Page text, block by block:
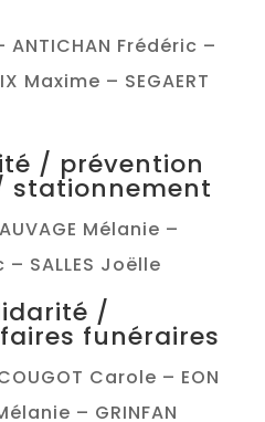
ANTICHAN Frédéric –
Maxime – SEGAERT
/ prévention
Mélanie –
– SALLES Joëlle
/
funéraires
Carole – EON
– GRINFAN